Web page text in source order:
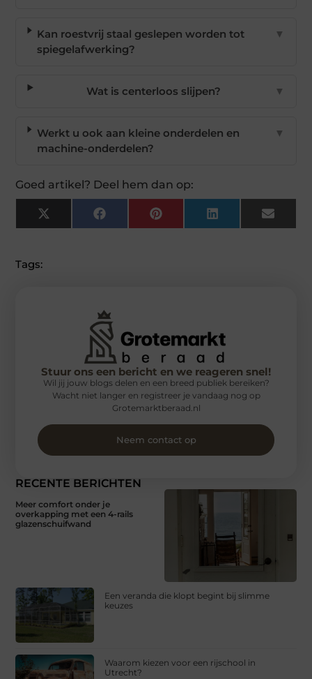
Kan roestvrij staal geslepen worden tot
spiegelafwerking?
▼
Wat is centerloos slijpen? ▼
Werkt u ook aan kleine onderdelen en
machine-onderdelen?
▼
Goed artikel? Deel hem dan op:
X
(Twitter)
FacebookPinterest LinkedIn Email
Tags:
RECENTE BERICHTEN
Meer comfort onder je
overkapping met een 4-rails
glazenschuifwand
Een veranda die klopt begint bij slimme
keuzes
Waarom kiezen voor een rijschool in
Utrecht?
Stuur ons een bericht en we reageren snel!
Wil jij jouw blogs delen en een breed publiek bereiken?
Wacht niet langer en registreer je vandaag nog op
Grotemarktberaad.nl
Neem contact op